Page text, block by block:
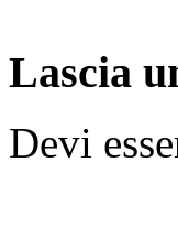
Lascia
Devi